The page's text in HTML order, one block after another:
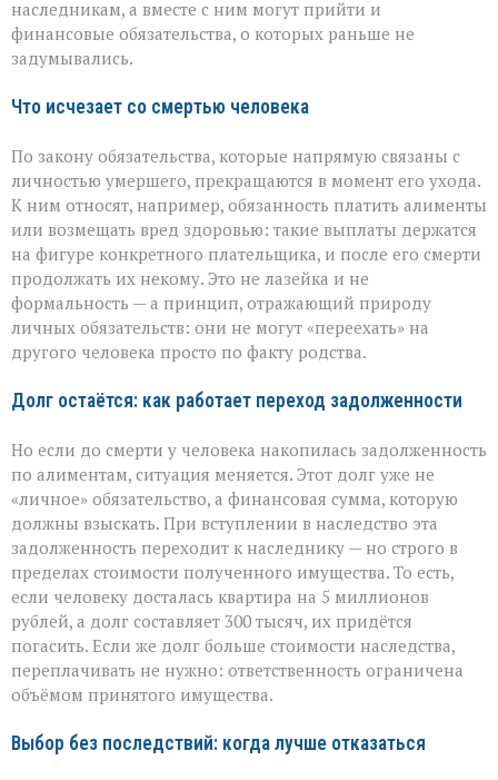
наследникам, а вместе с ним могут прийти и
финансовые обязательства, о которых раньше не
задумывались.
Что исчезает со смертью человека
По закону обязательства, которые напрямую связаны с
личностью умершего, прекращаются в момент его ухода.
К ним относят, например, обязанность платить алименты
или возмещать вред здоровью: такие выплаты держатся
на фигуре конкретного плательщика, и после его смерти
продолжать их некому. Это не лазейка и не
формальность — а принцип, отражающий природу
личных обязательств: они не могут «переехать» на
другого человека просто по факту родства.
Долг остаётся: как работает переход задолженности
Но если до смерти у человека накопилась задолженность
по алиментам, ситуация меняется. Этот долг уже не
«личное» обязательство, а финансовая сумма, которую
должны взыскать. При вступлении в наследство эта
задолженность переходит к наследнику — но строго в
пределах стоимости полученного имущества. То есть,
если человеку досталась квартира на 5 миллионов
рублей, а долг составляет 300 тысяч, их придётся
погасить. Если же долг больше стоимости наследства,
переплачивать не нужно: ответственность ограничена
объёмом принятого имущества.
Выбор без последствий: когда лучше отказаться